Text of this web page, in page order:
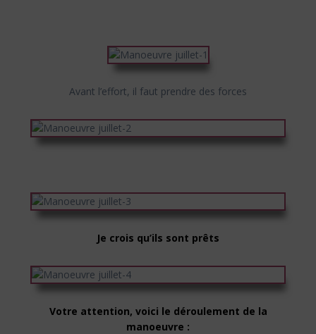
Avant l’effort, il faut prendre des forces
Je crois qu’ils sont prêts
Votre attention, voici le déroulement de la
manoeuvre :